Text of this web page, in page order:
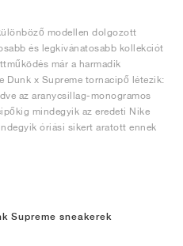
modellen dolgozott
és legkívánatosabb kollekciót
már a harmadik
Dunk x Supreme tornacipő létezik:
az aranycsillag-monogramos
mindegyik az eredeti Nike
óriási sikert aratott ennek
Supreme sneakerek